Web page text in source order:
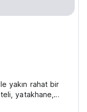
yakın rahat bir
yatakhane,